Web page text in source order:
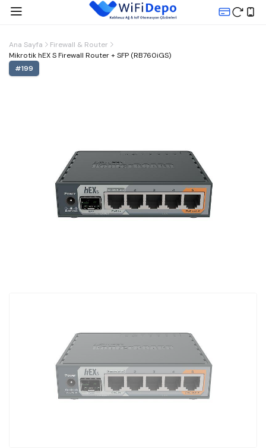
Ana Sayfa
Firewall & Router
Mikrotik hEX S Firewall Router + SFP (RB760iGS)
#199